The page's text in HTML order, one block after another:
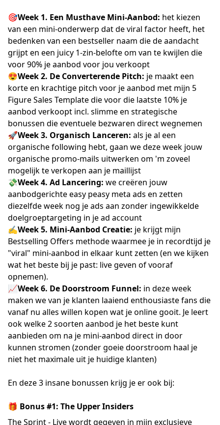
🎯Week 1. Een Musthave Mini-Aanbod: het kiezen
van een mini-onderwerp dat de viral factor heeft, het
bedenken van een bestseller naam die de aandacht
grijpt en een juicy 1-zin-belofte om van te kwijlen die
voor 90% je aanbod voor jou verkoopt
😍Week 2. De Converterende Pitch: je maakt een
korte en krachtige pitch voor je aanbod met mijn 5
Figure Sales Template die voor die laatste 10% je
aanbod verkoopt incl. slimme en strategische
bonussen die eventuele bezwaren direct wegnemen
🚀Week 3. Organisch Lanceren: als je al een
organische following hebt, gaan we deze week jouw
organische promo-mails uitwerken om 'm zoveel
mogelijk te verkopen aan je maillijst
💸Week 4. Ad Lancering: we creëren jouw
aanbodgerichte easy peasy meta ads en zetten
diezelfde week nog je ads aan zonder ingewikkelde
doelgroeptargeting in je ad account
✍️Week 5. Mini-Aanbod Creatie: je krijgt mijn
Bestselling Offers methode waarmee je in recordtijd je
"viral" mini-aanbod in elkaar kunt zetten (en we kijken
wat het beste bij je past: live geven of vooraf
opnemen).
📈Week 6. De Doorstroom Funnel: in deze week
maken we van je klanten laaiend enthousiaste fans die
vanaf nu alles willen kopen wat je online gooit. Je leert
ook welke 2 soorten aanbod je het beste kunt
aanbieden om na je mini-aanbod direct in door
kunnen stromen (zonder goeie doorstroom haal je
niet het maximale uit je huidige klanten)
En deze 3 insane bonussen krijg je er ook bij:
🎁 Bonus #1: The Upper Insiders
The Sprint - Live wordt gegeven in mijn exclusieve